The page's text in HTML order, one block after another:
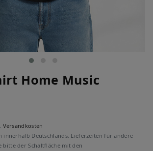
Home Music
Versandkosten
Deutschlands, Lieferzeiten für andere
bitte der Schaltfläche mit den